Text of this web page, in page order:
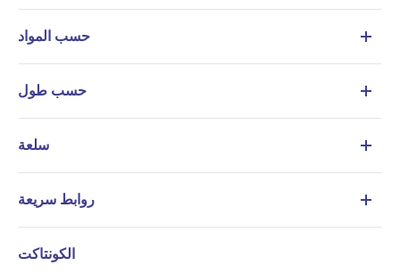
حسب المواد
حسب طول
سلعة
روابط سريعة
الكونتاكت